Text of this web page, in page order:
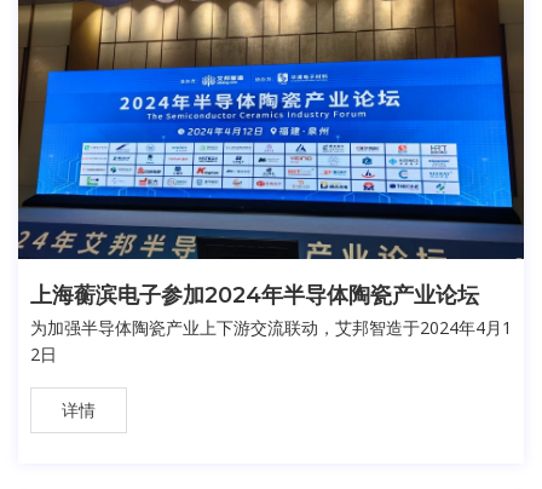
上海蘅滨电子参加2024年半导体陶瓷产业论坛
为加强半导体陶瓷产业上下游交流联动，艾邦智造于2024年4月1
2日
详情